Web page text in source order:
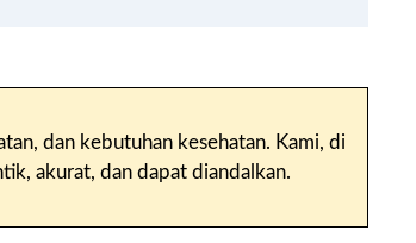
dan kebutuhan kesehatan. Kami, di
akurat, dan dapat diandalkan.